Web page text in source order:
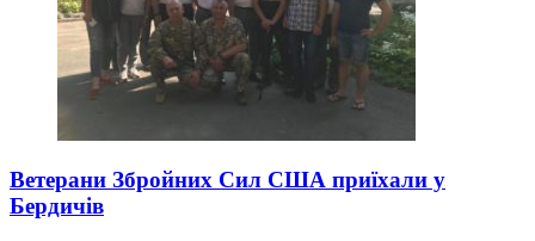
Ветерани Збройних Сил США приїхали у
Бердичів